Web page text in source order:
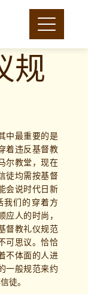
规
中最重要的是
着违反基督教
尔教堂，现在
徒均需按基督
会说时代日新
们的穿着方
人的时尚，
督教礼仪规范
可思议。恰恰
不体面的人进
般规范来约
徒。